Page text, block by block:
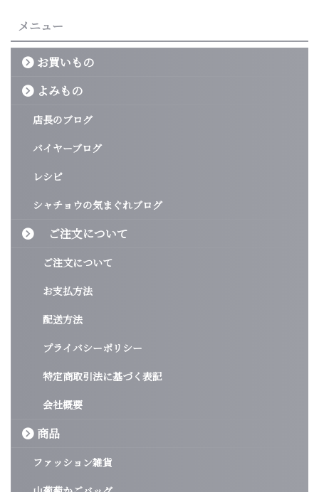
メニュー
お買いもの
よみもの
店長のブログ
バイヤーブログ
レシピ
シャチョウの気まぐれブログ
ご注文について
ご注文について
お支払方法
配送方法
プライバシーポリシー
特定商取引法に基づく表記
会社概要
商品
ファッション雑貨